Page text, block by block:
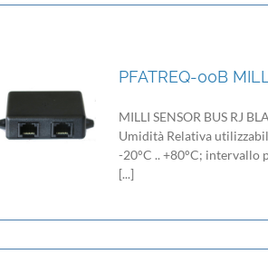
PFATREQ-00B
MILLI SENSOR BUS RJ
Umidità Relativa
-20°C .. +80°C; intervallo
[...]